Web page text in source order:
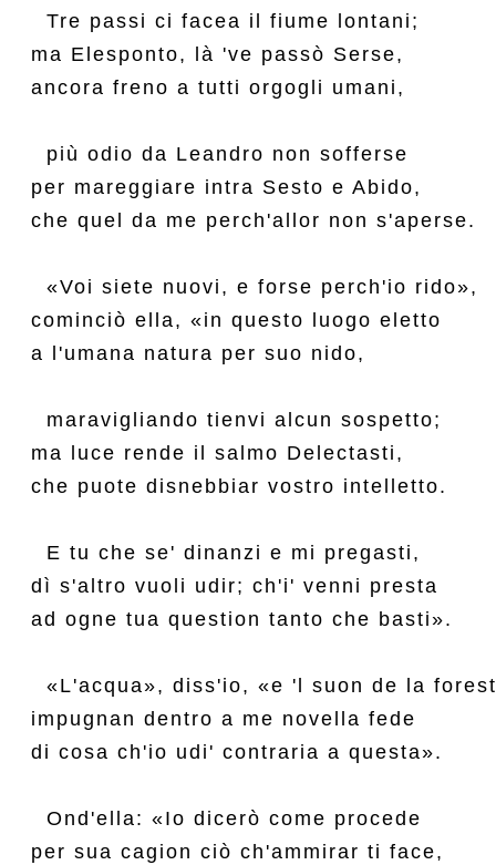
  Tre passi ci facea il fiume lontani;
ma Elesponto, là 've passò Serse,
ancora freno a tutti orgogli umani,
  più odio da Leandro non sofferse
per mareggiare intra Sesto e Abido,
che quel da me perch'allor non s'aperse.
  «Voi siete nuovi, e forse perch'io rido»,
cominciò ella, «in questo luogo eletto
a l'umana natura per suo nido,
  maravigliando tienvi alcun sospetto;
ma luce rende il salmo Delectasti,
che puote disnebbiar vostro intelletto.
  E tu che se' dinanzi e mi pregasti,
dì s'altro vuoli udir; ch'i' venni presta
ad ogne tua question tanto che basti».
«L'acqua», diss'io, «e 'l suon de la
impugnan dentro a me novella fede
di cosa ch'io udi' contraria a questa».
  Ond'ella: «Io dicerò come procede
per sua cagion ciò ch'ammirar ti face,